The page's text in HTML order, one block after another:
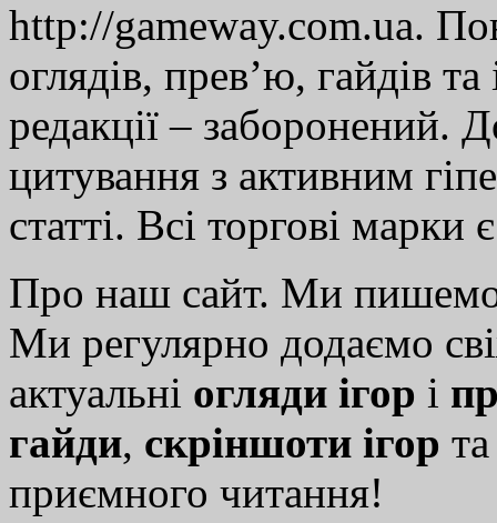
http://gameway.com.ua.
оглядів, прев’ю, гайдів
редакції – заборонений.
цитування з активним
статті. Всі торгові марки
Про наш сайт. Ми
Ми регулярно додаємо
актуальні огляди ігор і
гайди, скріншоти ігор
приємного читання!